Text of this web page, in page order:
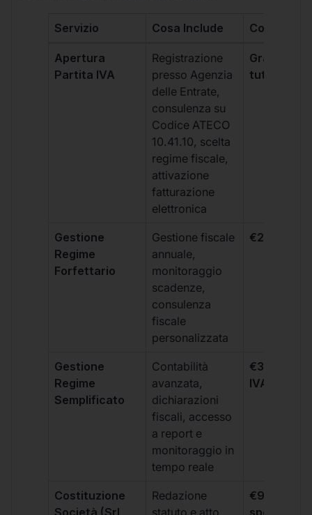
Servizio Cosa Include Costo
Apertura
Partita IVA
Registrazione
presso Agenzia
delle Entrate,
consulenza su
Codice ATECO
10.41.10, scelta
regime fiscale,
attivazione
fatturazione
elettronica
Gratis,
tutti i piani
Gestione
Regime
Forfettario
Gestione fiscale
annuale,
monitoraggio
scadenze,
consulenza
fiscale
personalizzata
€264 +
Gestione
Regime
Semplificato
Contabilità
avanzata,
dichiarazioni
fiscali, accesso
a report e
monitoraggio in
tempo reale
€333 +
IVA/
Costituzione
Redazione
€99 + IVA